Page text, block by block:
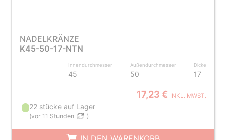
NADELKRÄNZE
K45-50-17-NTN
Innendurchmesser
45
Außendurchmesser
50
Dicke
17
17,23 € INKL. MWST.
22 stücke auf Lager
(vor 11 Stunden )